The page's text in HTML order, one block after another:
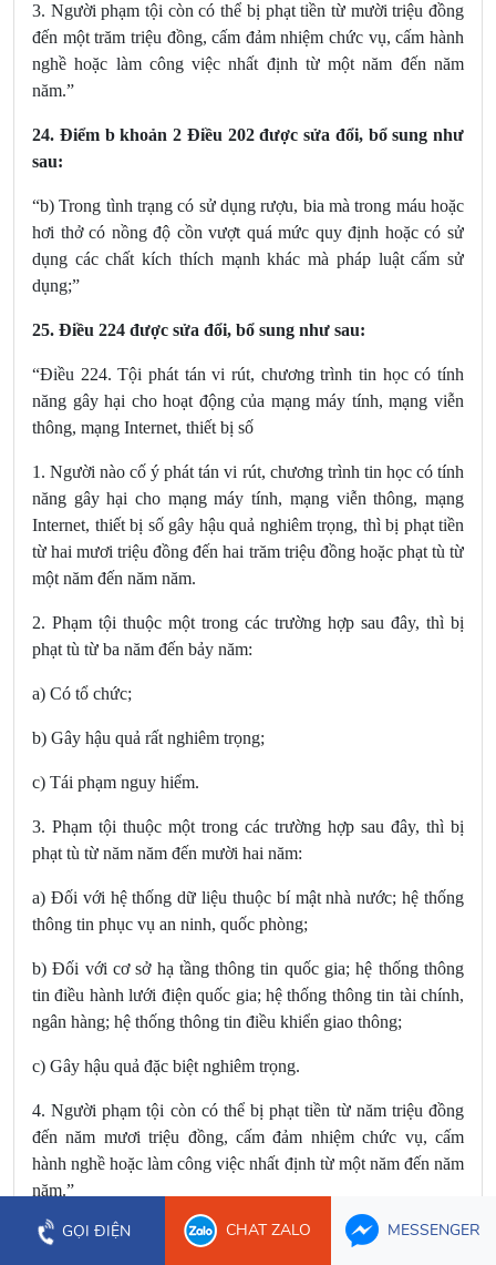
3. Người phạm tội còn có thể bị phạt tiền từ mười triệu đồng
đến một trăm triệu đồng, cấm đảm nhiệm chức vụ, cấm hành
nghề hoặc làm công việc nhất định từ một năm đến năm
năm.”
24. Điểm b khoản 2 Điều 202được sửa đổi, bổ sung như
sau:
“b) Trong tình trạng có sử dụng rượu, bia mà trong máu hoặc
hơi thở có nồng độ cồn vượt quá mức quy định hoặc có sử
dụng các chất kích thích mạnh khác mà pháp luật cấm sử
dụng;”
25. Điều 224 được sửa đổi, bổ sung như sau:
“Điều 224. Tội phát tán vi rút, chương trình tin học có tính
năng gây hại cho hoạt động của mạng máy tính, mạng viễn
thông, mạng Internet, thiết bị số
1. Người nào cố ý phát tán vi rút, chương trình tin học có tính
năng gây hại cho mạng máy tính, mạng viễn thông, mạng
Internet, thiết bị số gây hậu quả nghiêm trọng, thì bị phạt tiền
từ hai mươi triệu đồng đến hai trăm triệu đồng hoặc phạt tù từ
một năm đến năm năm.
2. Phạm tội thuộc một trong các trường hợp sau đây, thì bị
phạt tù từ ba năm đến bảy năm:
a) Có tổ chức;
b) Gây hậu quả rất nghiêm trọng;
c) Tái phạm nguy hiểm.
3. Phạm tội thuộc một trong các trường hợp sau đây, thì bị
phạt tù từ năm năm đến mười hai năm:
a) Đối với hệ thống dữ liệu thuộc bí mật nhà nước; hệ thống
thông tin phục vụ an ninh, quốc phòng;
b) Đối với cơ sở hạ tầng thông tin quốc gia; hệ thống thông
tin điều hành lưới điện quốc gia; hệ thống thông tin tài chính,
ngân hàng; hệ thống thông tin điều khiển giao thông;
c) Gây hậu quả đặc biệt nghiêm trọng.
4. Người phạm tội còn có thể bị phạt tiền từ năm triệu đồng
đến năm mươi triệu đồng, cấm đảm nhiệm chức vụ, cấm
hành nghề hoặc làm công việc nhất định từ một năm đến năm
năm.”
26. Điều 225được sửa đổi, bổ sungnhư sau:
GỌI ĐIỆN CHAT ZALO MESSENGER